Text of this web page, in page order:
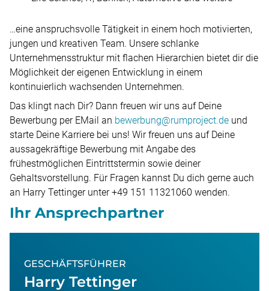
…eine anspruchsvolle Tätigkeit in einem hoch motivierten,
jungen und kreativen Team. Unsere schlanke
Unternehmensstruktur mit flachen Hierarchien bietet dir die
Möglichkeit der eigenen Entwicklung in einem
kontinuierlich wachsenden Unternehmen.
Das klingt nach Dir? Dann freuen wir uns auf Deine
Bewerbung per EMail an bewerbung@rumproject.de und
starte Deine Karriere bei uns! Wir freuen uns auf Deine
aussagekräftige Bewerbung mit Angabe des
frühestmöglichen Eintrittstermin sowie deiner
Gehaltsvorstellung. Für Fragen kannst Du dich gerne auch
an Harry Tettinger unter +49 151 11321060 wenden.
Ihr Ansprechpartner
Harry Tettinger
GESCHÄFTSFÜHRER